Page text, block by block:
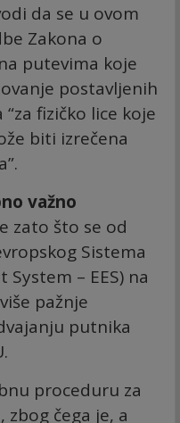
da se u ovom
Zakona o
putevima koje
postavljenih
fizičko lice koje
biti izrečena
važno
zato što se od
Sistema
– EES) na
pažnje
putnika
proceduru za
čega je, a